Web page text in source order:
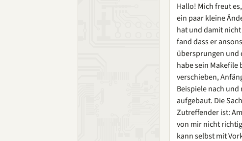
Hallo! Mich freut
ein paar kleine
hat und damit
fand dass er
übersprungen und
habe sein Makefile
verschieben,
Beispiele nach
aufgebaut. Die
Zutreffender ist:
von mir nicht
kann selbst mit